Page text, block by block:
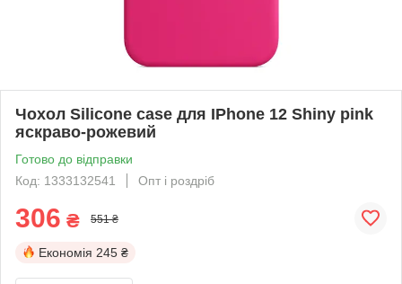
Чохол Silicone case для IPhone 12 Shiny pink
яскраво-рожевий
Готово до відправки
Код: 1333132541
Опт і роздріб
306 ₴ 551 ₴
Економія 245 ₴